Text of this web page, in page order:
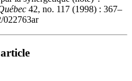
42, no. 117 (1998) : 367–
022763ar